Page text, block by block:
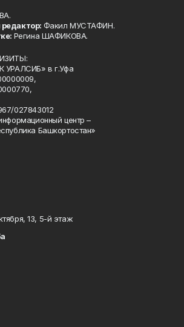
Факил МУСТАФИН.
Регина ШАФИКОВА.
УРАЛСИБ» в г.Уфа
027843012
центр –
Башкортостан»
13, 5-й этаж